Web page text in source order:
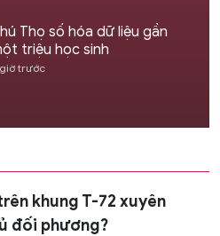
Thọ số hóa dữ liệu gần
triệu học sinh
trước
khung T-72 xuyên
đối phương?